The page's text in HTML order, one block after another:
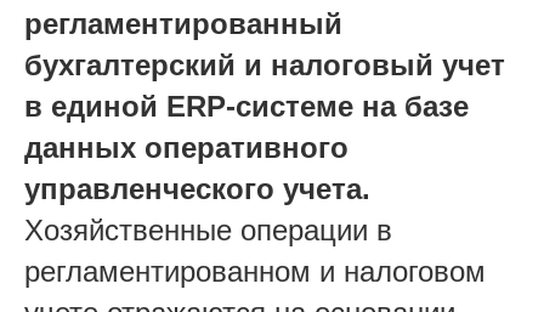
регламентированный
бухгалтерский и налоговый учет
в единой ERP-системе на базе
данных оперативного
управленческого учета.
Хозяйственные операции в
регламентированном и налоговом